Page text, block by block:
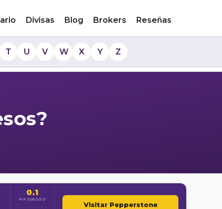
Divisas Blog Brokers Reseñas
T U V W X Y Z
0.1
PIP EUR/USD
Visitar Pepperstone